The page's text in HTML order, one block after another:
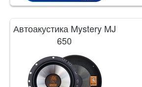
Автоакустика Mystery MJ
650